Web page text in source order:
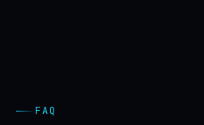
FAQ